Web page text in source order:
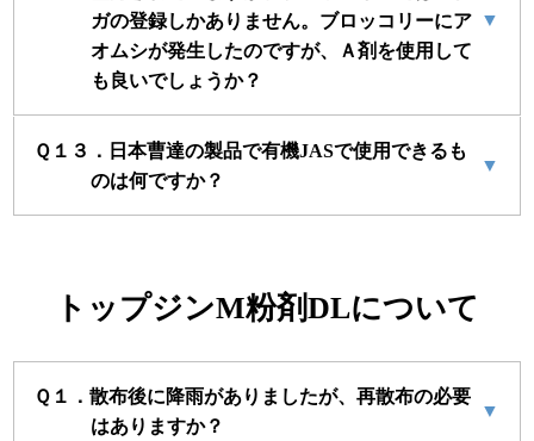
ガの登録しかありません。ブロッコリーにア
オムシが発生したのですが、Ａ剤を使用して
も良いでしょうか？
▼
Ｑ１３．日本曹達の製品で有機JASで使用できるも
のは何ですか？
▼
トップジンM粉剤DLについて
Ｑ１．散布後に降雨がありましたが、再散布の必要
はありますか？
▼